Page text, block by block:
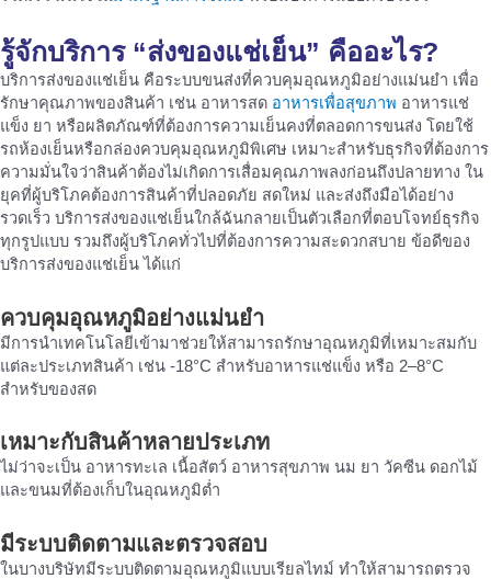
รู้จักบริการ “ส่งของแช่เย็น” คืออะไร?
บริการส่งของแช่เย็น คือระบบขนส่งที่ควบคุมอุณหภูมิอย่างแม่นยำ เพื่อ
รักษาคุณภาพของสินค้า เช่น อาหารสด อาหารเพื่อสุขภาพ อาหารแช่
แข็ง ยา หรือผลิตภัณฑ์ที่ต้องการความเย็นคงที่ตลอดการขนส่ง โดยใช้
รถห้องเย็นหรือกล่องควบคุมอุณหภูมิพิเศษ เหมาะสำหรับธุรกิจที่ต้องการ
ความมั่นใจว่าสินค้าต้องไม่เกิดการเสื่อมคุณภาพลงก่อนถึงปลายทาง ใน
ยุคที่ผู้บริโภคต้องการสินค้าที่ปลอดภัย สดใหม่ และส่งถึงมือได้อย่าง
รวดเร็ว บริการส่งของแช่เย็นใกล้ฉันกลายเป็นตัวเลือกที่ตอบโจทย์ธุรกิจ
ทุกรูปแบบ รวมถึงผู้บริโภคทั่วไปที่ต้องการความสะดวกสบาย ข้อดีของ
บริการส่งของแช่เย็น ได้แก่
ควบคุมอุณหภูมิอย่างแม่นยำ
มีการนำเทคโนโลยีเข้ามาช่วยให้สามารถรักษาอุณหภูมิที่เหมาะสมกับ
แต่ละประเภทสินค้า เช่น -18°C สำหรับอาหารแช่แข็ง หรือ 2–8°C
สำหรับของสด
เหมาะกับสินค้าหลายประเภท
ไม่ว่าจะเป็น อาหารทะเล เนื้อสัตว์ อาหารสุขภาพ นม ยา วัคซีน ดอกไม้
และขนมที่ต้องเก็บในอุณหภูมิต่ำ
มีระบบติดตามและตรวจสอบ
ในบางบริษัทมีระบบติดตามอุณหภูมิแบบเรียลไทม์ ทำให้สามารถตรวจ